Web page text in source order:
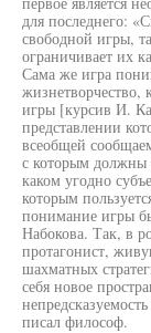
для последнего:
свободной игры,
ограничивает их
Сама же игра
жизнетворчество,
игры [курсив И.
представлении
всеобщей
с которым должны
каком угодно
которым
понимание игры
Набокова. Так, в
протагонист,
шахматных
себя новое
писал философ.